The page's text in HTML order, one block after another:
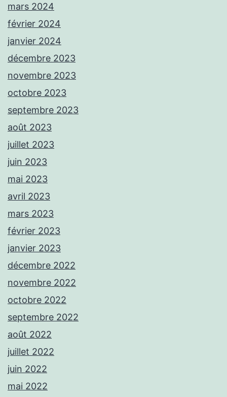
mars 2024
février 2024
janvier 2024
décembre 2023
novembre 2023
octobre 2023
septembre 2023
août 2023
juillet 2023
juin 2023
mai 2023
avril 2023
mars 2023
février 2023
janvier 2023
décembre 2022
novembre 2022
octobre 2022
septembre 2022
août 2022
juillet 2022
juin 2022
mai 2022